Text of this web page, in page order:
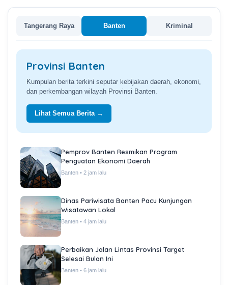
Tangerang Raya Banten Kriminal
Provinsi Banten
Kumpulan berita terkini seputar kebijakan daerah, ekonomi,
dan perkembangan wilayah Provinsi Banten.
Lihat Semua Berita →
Pemprov Banten Resmikan Program
Penguatan Ekonomi Daerah
Banten • 2 jam lalu
Dinas Pariwisata Banten Pacu Kunjungan
Wisatawan Lokal
Banten • 4 jam lalu
Perbaikan Jalan Lintas Provinsi Target
Selesai Bulan Ini
Banten • 6 jam lalu